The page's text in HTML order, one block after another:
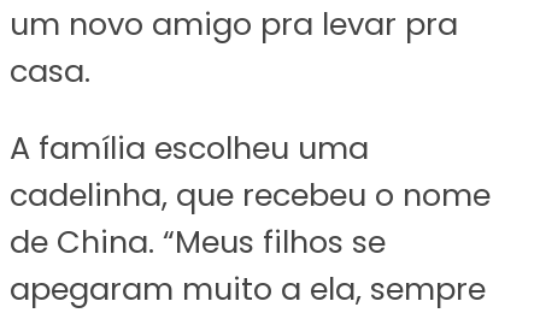
um novo amigo pra levar pra
casa.
A família escolheu uma
cadelinha, que recebeu o nome
de China. “Meus filhos se
apegaram muito a ela, sempre